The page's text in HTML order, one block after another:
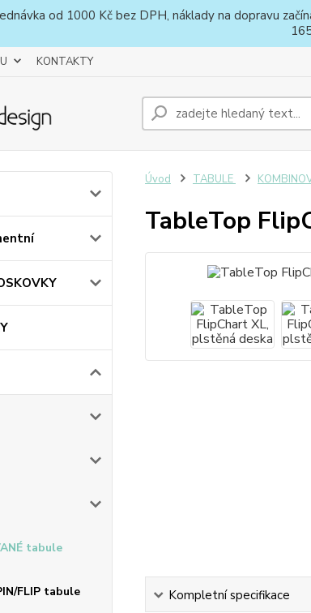
od 1000 Kč bez DPH, náklady na dopravu
KONTAKTY
tabule
FLIP tabule
Úvod TABULE
TableTop
Kompletní specifikace